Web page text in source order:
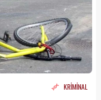
KRİMİNAL